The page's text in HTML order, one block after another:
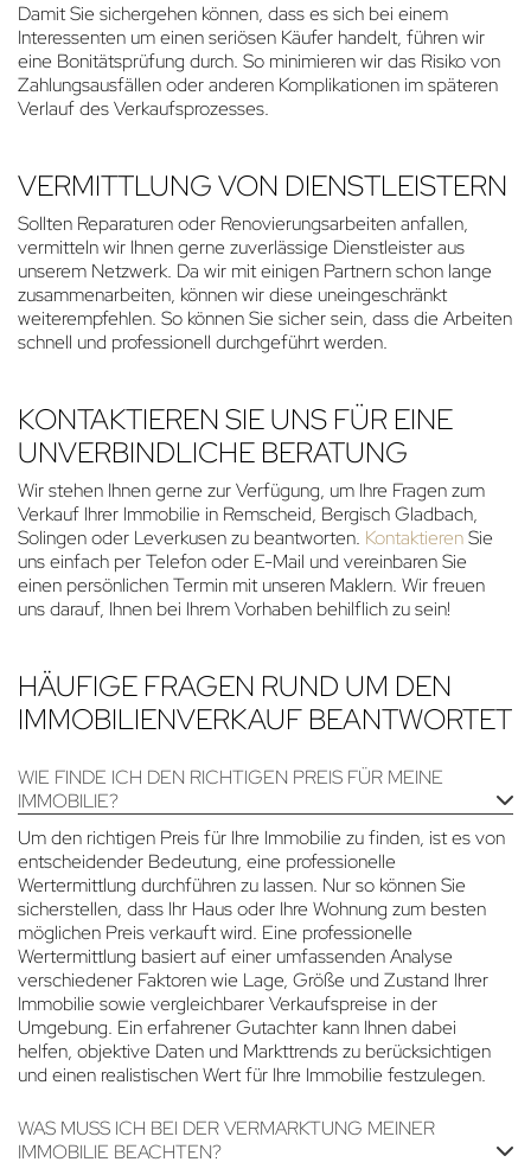
Damit Sie sichergehen können, dass es sich bei einem
Interessenten um einen seriösen Käufer handelt, führen wir
eine Bonitätsprüfung durch. So minimieren wir das Risiko von
Zahlungsausfällen oder anderen Komplikationen im späteren
Verlauf des Verkaufsprozesses.
VERMITTLUNG VON DIENSTLEISTERN
Sollten Reparaturen oder Renovierungsarbeiten anfallen,
vermitteln wir Ihnen gerne zuverlässige Dienstleister aus
unserem Netzwerk. Da wir mit einigen Partnern schon lange
zusammenarbeiten, können wir diese uneingeschränkt
weiterempfehlen. So können Sie sicher sein, dass die Arbeiten
schnell und professionell durchgeführt werden.
KONTAKTIEREN SIE UNS FÜR EINE
UNVERBINDLICHE BERATUNG
Wir stehen Ihnen gerne zur Verfügung, um Ihre Fragen zum
Verkauf Ihrer Immobilie in Remscheid, Bergisch Gladbach,
Solingen oder Leverkusen zu beantworten. KontaktierenSie
uns einfach per Telefon oder E-Mail und vereinbaren Sie
einen persönlichen Termin mit unseren Maklern. Wir freuen
uns darauf, Ihnen bei Ihrem Vorhaben behilflich zu sein!
HÄUFIGE FRAGEN RUND UM DEN
IMMOBILIENVERKAUF BEANTWORTET
WIE FINDE ICH DEN RICHTIGEN PREIS FÜR MEINE
IMMOBILIE?
Um den richtigen Preis für Ihre Immobilie zu finden, ist es von
entscheidender Bedeutung, eine professionelle
Wertermittlung durchführen zu lassen. Nur so können Sie
sicherstellen, dass Ihr Haus oder Ihre Wohnung zum besten
möglichen Preis verkauft wird. Eine professionelle
Wertermittlung basiert auf einer umfassenden Analyse
verschiedener Faktoren wie Lage, Größe und Zustand Ihrer
Immobilie sowie vergleichbarer Verkaufspreise in der
Umgebung. Ein erfahrener Gutachter kann Ihnen dabei
helfen, objektive Daten und Markttrends zu berücksichtigen
und einen realistischen Wert für Ihre Immobilie festzulegen.
WAS MUSS ICH BEI DER VERMARKTUNG MEINER
IMMOBILIE BEACHTEN?